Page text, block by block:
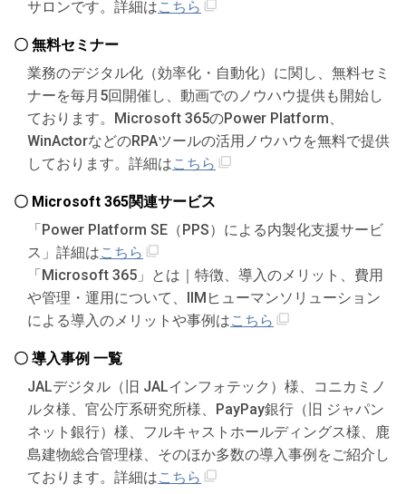
サロンです。詳細はこちら
〇 無料セミナー
業務のデジタル化（効率化・自動化）に関し、無料セミ
ナーを毎月5回開催し、動画でのノウハウ提供も開始し
ております。Microsoft 365のPower Platform、
WinActorなどのRPAツールの活用ノウハウを無料で提供
しております。詳細はこちら
〇 Microsoft 365関連サービス
「Power Platform SE（PPS）による内製化支援サービ
ス」詳細はこちら
「Microsoft 365」とは｜特徴、導入のメリット、費用
や管理・運用について、IIMヒューマンソリューション
による導入のメリットや事例はこちら
〇 導入事例 一覧
JALデジタル（旧 JALインフォテック）様、コニカミノ
ルタ様、官公庁系研究所様、PayPay銀行（旧 ジャパン
ネット銀行）様、フルキャストホールディングス様、鹿
島建物総合管理様、そのほか多数の導入事例をご紹介し
ております。詳細はこちら